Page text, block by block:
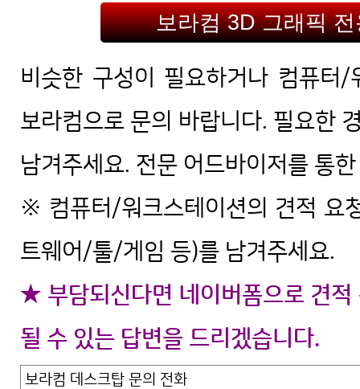
보라컴 3D 그래픽
비슷한 구성이 필요하거나 컴퓨터
보라컴으로 문의 바랍니다. 필요한
남겨주세요. 전문 어드바이저를 통
※ 컴퓨터/워크스테이션의 견적 요
트웨어/툴/게임 등)를 남겨주세요.
★ 부담되신다면 네이버폼으로 견적
될 수 있는 답변을 드리겠습니다.
보라컴 데스크탑 문의 전화